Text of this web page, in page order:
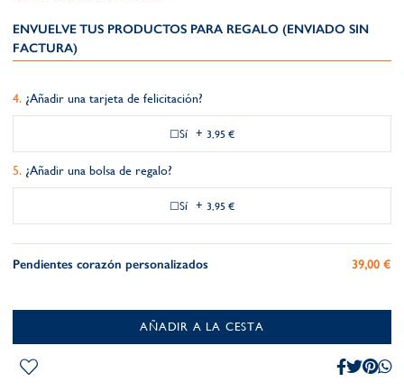
ENVUELVE TUS PRODUCTOS PARA REGALO (ENVIADO SIN
FACTURA)
¿Añadir una tarjeta de felicitación?
Sí + 3,95 €
¿Añadir una bolsa de regalo?
Sí + 3,95 €
Pendientes corazón personalizados 39,00 €
AÑADIR A LA CESTA